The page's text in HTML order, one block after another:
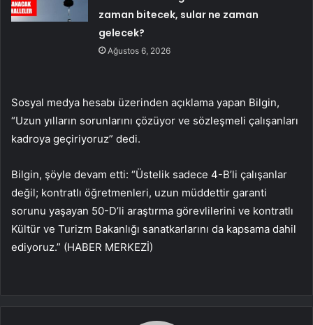
zaman bitecek, sular ne zaman
gelecek?
Ağustos 6, 2026
Sosyal medya hesabı üzerinden açıklama yapan Bilgin,
“Uzun yılların sorunlarını çözüyor ve sözleşmeli çalışanları
kadroya geçiriyoruz” dedi.
Bilgin, şöyle devam etti: “Üstelik sadece 4-B’li çalışanlar
değil; kontratlı öğretmenleri, uzun müddettir garanti
sorunu yaşayan 50-D’li araştırma görevlilerini ve kontratlı
Kültür ve Turizm Bakanlığı sanatkarlarını da kapsama dahil
ediyoruz.” (HABER MERKEZİ)